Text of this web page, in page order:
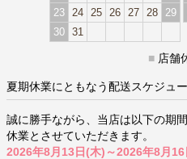
23
24 25 26 27 28
29
30 31
■ 店舗
夏期休業にともなう配送スケジュ
誠に勝手ながら、当店は以下の期
休業とさせていただきます。
2026年8月13日(木)～2026年8月16